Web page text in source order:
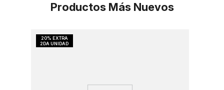
Productos Más Nuevos